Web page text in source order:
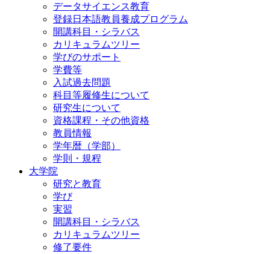
データサイエンス教育
登録日本語教員養成プログラム
開講科目・シラバス
カリキュラムツリー
学びのサポート
学費等
入試過去問題
科目等履修生について
研究生について
資格課程・その他資格
教員情報
学年暦（学部）
学則・規程
大学院
研究と教育
学び
実習
開講科目・シラバス
カリキュラムツリー
修了要件